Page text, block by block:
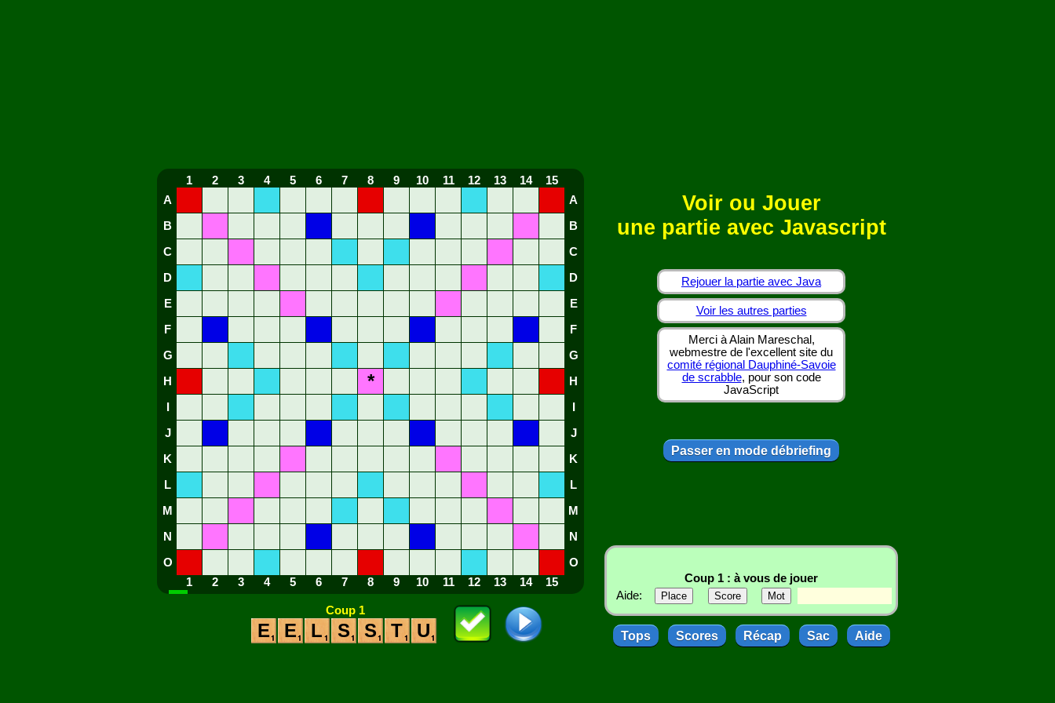
1 2 3 4 5 6 7 8 9 10 11 12 13 14
15
A
A
B B
C C
D D
E E
F F
G G
H * H
J J
K K
L L
M M
N N
O
O
1
2 3 4 5 6 7 8 9 10 11 12 13 14 15
Coup 1
E E L S S T U
Voir ou Jouer
une partie avec Javascript
Rejouer la partie avec Java
Voir les autres parties
Merci à Alain Mareschal,
webmestre de l'excellent site du
comité régional Dauphiné-Savoie
de scrabble, pour son code
JavaScript
Passer en mode débriefing
Coup 1 : à vous de jouer
Aide:
Tops Scores Récap Sac Aide